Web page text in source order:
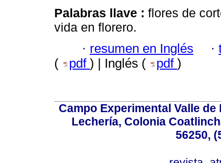
Palabras llave : flores de
vida en florero.
· resumen en Inglés ·
(
pdf ) | Inglés ( pdf )
Campo Experimental Valle
Lechería, Colonia
56250,